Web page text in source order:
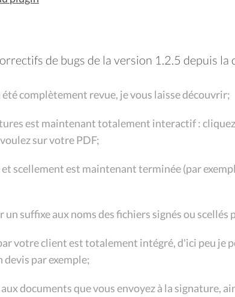
de bugs de la version 1.2.5 depuis la
complètement revue, je vous laisse découvrir;
est maintenant totalement interactif :
sur votre PDF;
scellement est maintenant terminée (par
suffixe aux noms des fichiers signés ou
votre client est totalement intégré, d'ici peu je
par exemple;
documents que vous envoyez à la signature,